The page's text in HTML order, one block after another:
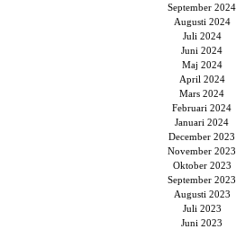
September 2024
Augusti 2024
Juli 2024
Juni 2024
Maj 2024
April 2024
Mars 2024
Februari 2024
Januari 2024
December 2023
November 2023
Oktober 2023
September 2023
Augusti 2023
Juli 2023
Juni 2023